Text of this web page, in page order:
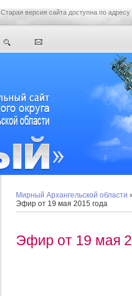
Старая версия сайта доступна по адресу
Мирный Архангельской области
Эфир от 19 мая 2015 года
Эфир от 19 мая